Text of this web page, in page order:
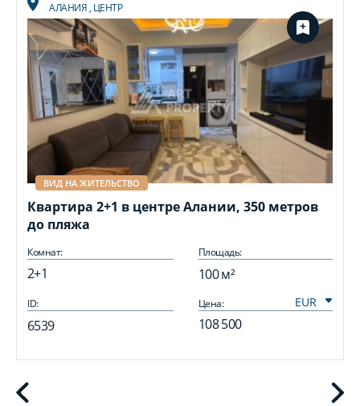
АЛАНИЯ, ЦЕНТР
ВИД НА ЖИТЕЛЬСТВО
Квартира 2+1 в центре Алании, 350 метров
до пляжа
Комнат:
2+1
Площадь:
100 м²
ID:
6539
Цена:
108 500